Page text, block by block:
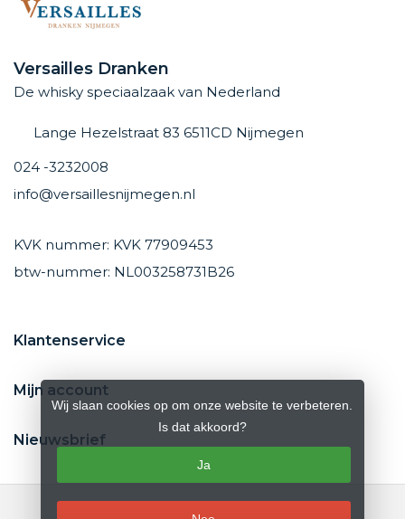
Versailles Dranken
De whisky speciaalzaak van Nederland
Lange Hezelstraat 83 6511CD Nijmegen
024 -3232008
info@versaillesnijmegen.nl
KVK nummer: KVK 77909453
btw-nummer: NL003258731B26
Klantenservice
Mijn account
Nieuwsbrief
Wij slaan cookies op om onze website te verbeteren.
Is dat akkoord?
Ja